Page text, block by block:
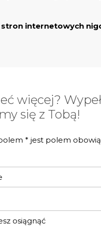
internetowych
więcej?
się z Tobą!
* jest polem